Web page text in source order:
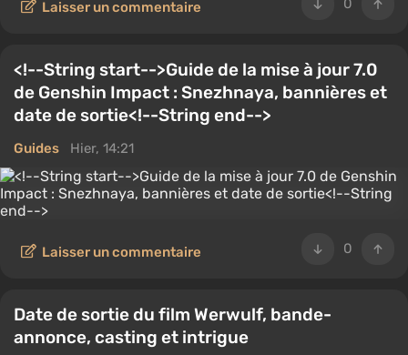
0
Laisser un commentaire
<!--String start-->Guide de la mise à jour 7.0
de Genshin Impact : Snezhnaya, bannières et
date de sortie<!--String end-->
Guides Hier, 14:21
0
Laisser un commentaire
Date de sortie du film Werwulf, bande-
annonce, casting et intrigue